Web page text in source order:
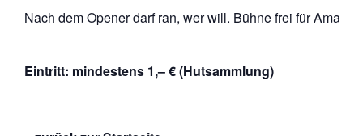
Nach dem Opener darf ran, wer will. Bühne frei für
Eintritt: mindestens 1,– € (Hutsammlung)